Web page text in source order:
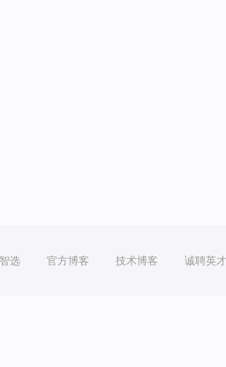
选 官方博客 技术博客 诚聘英才